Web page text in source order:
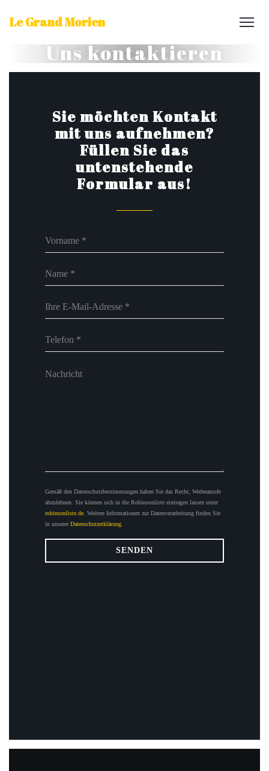
Le Grand Morien
Uns kontaktieren
Sie möchten Kontakt
mit uns aufnehmen?
Füllen Sie das
untenstehende
Formular aus!
Gemäß den Datenschutzbestimmungen haben Sie das Recht, Werbeanrufe
abzulehnen. Sie können sich in die Robinsonliste eintragen lassen unter
robinsonliste.de . Weitere Informationen zur Datenverarbeitung finden Sie
in unsererDatenschutzerklärung